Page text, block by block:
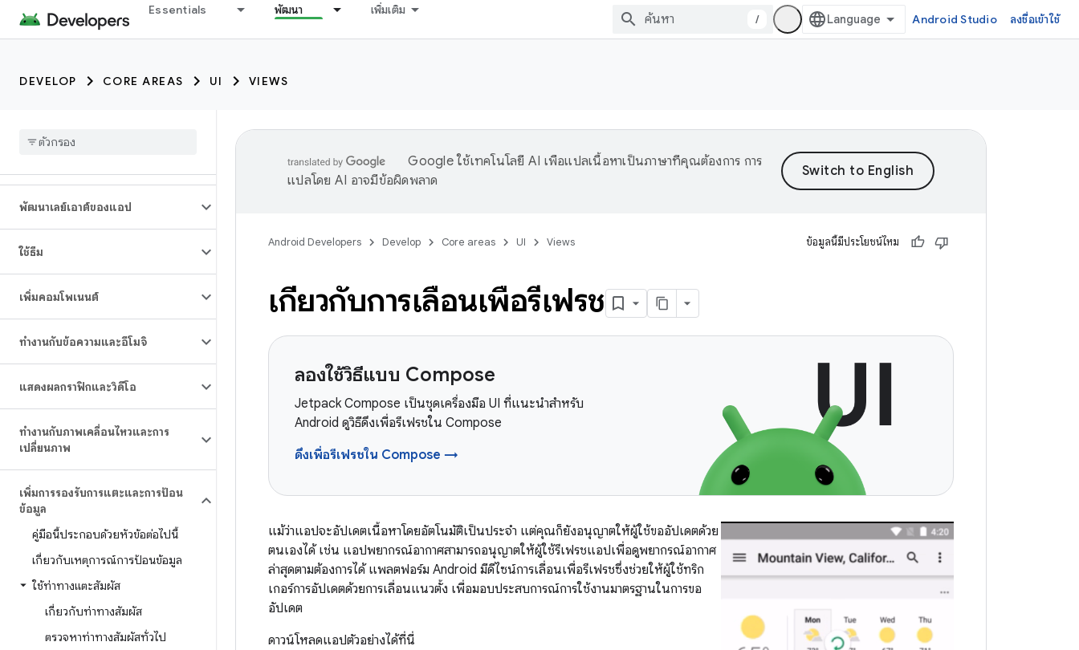
Essentials พัฒนา เพิ่มเติม
/ Android Studio ลงชื่อเข้าใช้
DEVELOP CORE AREAS UI VIEWS
พัฒนาเลย์เอาต์ของแอป
ใช้ธีม
เพิ่มคอมโพเนนต์
ทำงานกับข้อความและอีโมจิ
แสดงผลกราฟิกและวิดีโอ
ทำงานกับภาพเคลื่อนไหวและการ
เปลี่ยนภาพ
เพิ่มการรองรับการแตะและการป้อน
ข้อมูล
คู่มือนี้ประกอบด้วยหัวข้อต่อไปนี้
เกี่ยวกับเหตุการณ์การป้อนข้อมูล
ใช้ท่าทางแตะสัมผัส
เกี่ยวกับท่าทางสัมผัส
ตรวจหาท่าทางสัมผัสทั่วไป
Google ใช้เทคโนโลยี AI เพื่อแปลเนื้อหาเป็นภาษาที่คุณต้องการ การ
แปลโดย AI อาจมีข้อผิดพลาด
Android Developers Develop Core areas UI Views ข้อมูลนี้มีประโยชน์ไหม
เกี่ยวกับการเลื่อนเพื่อรีเฟรช
ลองใช้วิธีแบบ Compose
Jetpack Compose เป็นชุดเครื่องมือ UI ที่แนะนำสำหรับ
Android ดูวิธีดึงเพื่อรีเฟรชใน Compose
ดึงเพื่อรีเฟรชใน Compose →
แม้ว่าแอปจะอัปเดตเนื้อหาโดยอัตโนมัติเป็นประจำ แต่คุณก็ยังอนุญาตให้ผู้ใช้ขออัปเดตด้วย
ตนเองได้ เช่น แอปพยากรณ์อากาศสามารถอนุญาตให้ผู้ใช้รีเฟรชแอปเพื่อดูพยากรณ์อากาศ
ล่าสุดตามต้องการได้ แพลตฟอร์ม Android มีดีไซน์การเลื่อนเพื่อรีเฟรชซึ่งช่วยให้ผู้ใช้ทริก
เกอร์การอัปเดตด้วยการเลื่อนแนวตั้ง เพื่อมอบประสบการณ์การใช้งานมาตรฐานในการขอ
อัปเดต
ดาวน์โหลดแอปตัวอย่างได้ที่นี่